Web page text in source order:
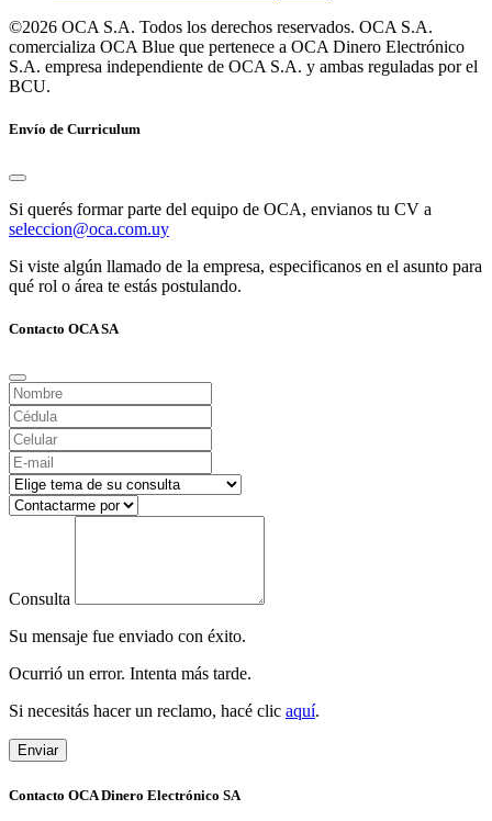
©2026 OCA S.A. Todos los derechos reservados. OCA S.A.
comercializa OCA Blue que pertenece a OCA Dinero Electrónico
S.A. empresa independiente de OCA S.A. y ambas reguladas por el
BCU.
Envío de Curriculum
Si querés formar parte del equipo de OCA, envianos tu CV a
seleccion@oca.com.uy
Si viste algún llamado de la empresa, especificanos en el asunto para
qué rol o área te estás postulando.
Contacto OCA SA
Consulta
Su mensaje fue enviado con éxito.
Ocurrió un error. Intenta más tarde.
Si necesitás hacer un reclamo, hacé clic aquí.
Enviar
Contacto OCA Dinero Electrónico SA